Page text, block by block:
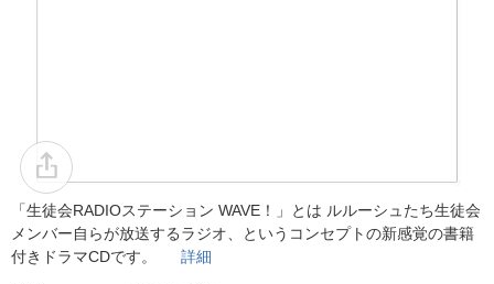
「生徒会RADIOステーション WAVE！」とは ルルーシュたち生徒会
メンバー自らが放送するラジオ、というコンセプトの新感覚の書籍
付きドラマCDです。 詳細